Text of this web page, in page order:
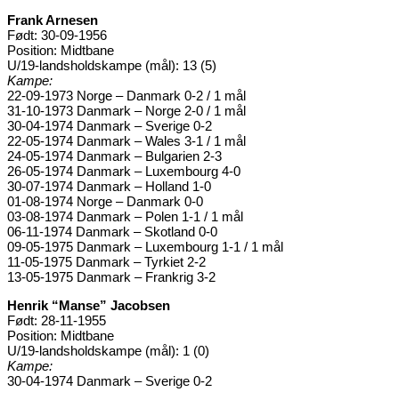
Frank Arnesen
Født: 30-09-1956
Position: Midtbane
U/19-landsholdskampe (mål): 13 (5)
Kampe:
22-09-1973 Norge – Danmark 0-2 / 1 mål
31-10-1973 Danmark – Norge 2-0 / 1 mål
30-04-1974 Danmark – Sverige 0-2
22-05-1974 Danmark – Wales 3-1 / 1 mål
24-05-1974 Danmark – Bulgarien 2-3
26-05-1974 Danmark – Luxembourg 4-0
30-07-1974 Danmark – Holland 1-0
01-08-1974 Norge – Danmark 0-0
03-08-1974 Danmark – Polen 1-1 / 1 mål
06-11-1974 Danmark – Skotland 0-0
09-05-1975 Danmark – Luxembourg 1-1 / 1 mål
11-05-1975 Danmark – Tyrkiet 2-2
13-05-1975 Danmark – Frankrig 3-2
Henrik “Manse” Jacobsen
Født: 28-11-1955
Position: Midtbane
U/19-landsholdskampe (mål): 1 (0)
Kampe:
30-04-1974 Danmark – Sverige 0-2